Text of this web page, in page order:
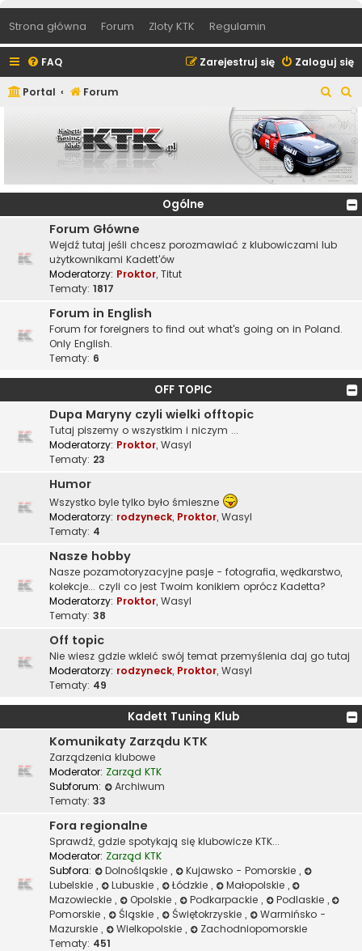
Strona główna Forum Zloty KTK Regulamin
FAQ Zaloguj się
Zarejestruj się
Portal Forum
z
u
k
j
z
u
k
a
j
Ogólne
Forum Główne
Wejdź tutaj jeśli chcesz porozmawiać z klubowiczami lub
użytkownikami Kadett'ów
Moderatorzy: Proktor, Titut
Tematy: 1817
Forum in English
Forum for foreigners to find out what's going on in Poland.
Only English.
Tematy: 6
OFF TOPIC
Dupa Maryny czyli wielki offtopic
Tutaj piszemy o wszystkim i niczym ...
Moderatorzy: Proktor, Wasyl
Tematy: 23
Humor
Wszystko byle tylko było śmieszne
Moderatorzy: rodzyneck, Proktor, Wasyl
Tematy: 4
Nasze hobby
Nasze pozamotoryzacyjne pasje - fotografia, wędkarstwo,
kolekcje... czyli co jest Twoim konikiem oprócz Kadetta?
Moderatorzy: Proktor, Wasyl
Tematy: 38
Off topic
Nie wiesz gdzie wkleić swój temat przemyślenia daj go tutaj
Moderatorzy: rodzyneck, Proktor, Wasyl
Tematy: 49
Kadett Tuning Klub
Komunikaty Zarządu KTK
Zarządzenia klubowe
Moderator: Zarząd KTK
Subforum:
Archiwum
Tematy: 33
Fora regionalne
Sprawdź, gdzie spotykają się klubowicze KTK...
Moderator: Zarząd KTK
Subfora:
Dolnośląskie , Kujawsko - Pomorskie ,
Lubelskie , Lubuskie , Łódzkie , Małopolskie ,
Mazowieckie , Opolskie , Podkarpackie , Podlaskie ,
Pomorskie , Śląskie , Świętokrzyskie ,
Warmińsko -
Mazurskie , Wielkopolskie ,
Zachodniopomorskie
Tematy: 451